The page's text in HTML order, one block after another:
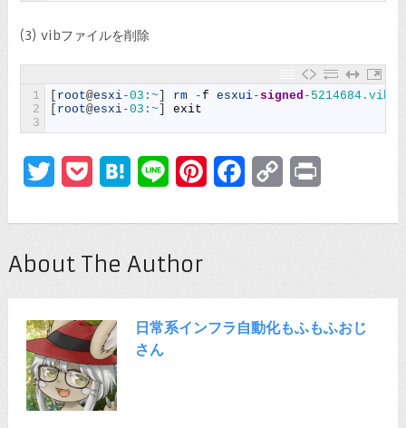
(3) vibファイルを削除
1
2
3
[ root@esxi-03 : ~] rm -f esxui- signed - 5214684.vib
[ root@esxi-03 : ~] exit
TwitterPocketHatenaLine PinterestFacebook
Copy
About The Author
日常系インフラ自動化もふもふおじ
さん